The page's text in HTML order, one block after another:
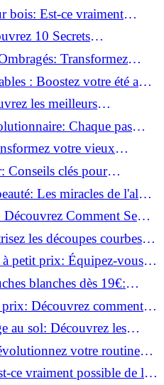
bois: Est-ce vraiment
10 Secrets
Bien-être Optimal!
Transformez
Verte!: Boostez votre été avec
les meilleurs
Chaque pas
votre vieux
clin d'œil!
Conseils clés pour
éclairage!
Les miracles de l'aloe
Comment Se
de 35€!
les découpes courbes
petit prix: Équipez-vous
blanches dès 19€:
offres!
Découvrez comment
50€!
au sol: Découvrez les
votre routine
ce vraiment possible de les